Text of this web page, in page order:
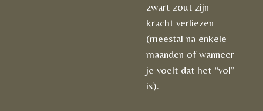
zwart zout zijn
kracht verliezen
(meestal na enkele
maanden of wanneer
je voelt dat het “vol”
is).